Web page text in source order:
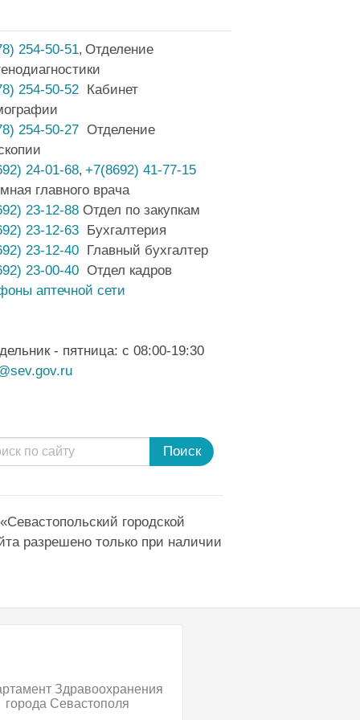
254-50-51, Отделение
254-50-52 Кабинет
254-50-27 Отделение
24-01-68, +7(8692) 41-77-15
главного врача
23-12-88 Отдел по закупкам
23-12-63 Бухгалтерия
23-12-40 Главный бухгалтер
23-00-40 Отдел кадров
аптечной сети
- пятница: с 08:00-19:30
Поиск
городской
разрешено только при наличии
Здравоохранения
города Севастополя